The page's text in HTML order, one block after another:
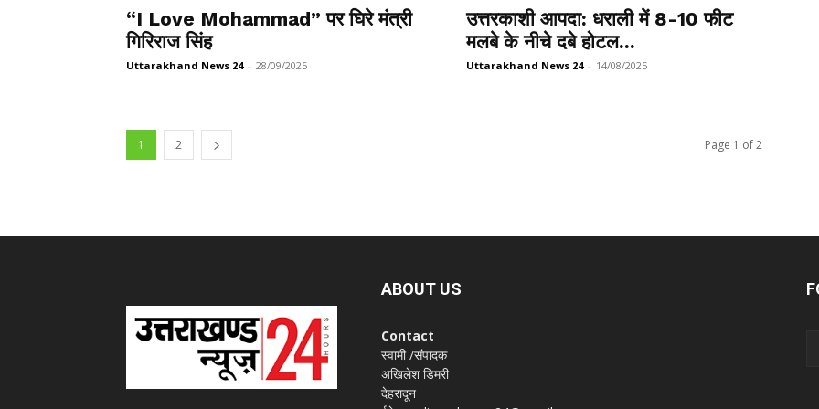
“I Love Mohammad” पर घिरे मंत्री
गिरिराज सिंह
Uttarakhand News 24 - 28/09/2025
उत्तरकाशी आपदा: धराली में 8-10 फीट
मलबे के नीचे दबे होटल...
Uttarakhand News 24 - 14/08/2025
1 2 Page 1 of 2
ABOUT US
Contact
स्वामी /संपादक
अखिलेश डिमरी
देहरादून